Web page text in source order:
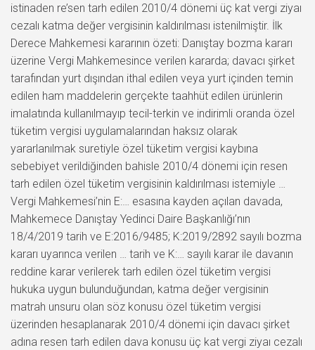
istinaden re’sen tarh edilen 2010/4 dönemi üç kat vergi ziyaı
cezalı katma değer vergisinin kaldırılması istenilmiştir. İlk
Derece Mahkemesi kararının özeti: Danıştay bozma kararı
üzerine Vergi Mahkemesince verilen kararda; davacı şirket
tarafından yurt dışından ithal edilen veya yurt içinden temin
edilen ham maddelerin gerçekte taahhüt edilen ürünlerin
imalatında kullanılmayıp tecil-terkin ve indirimli oranda özel
tüketim vergisi uygulamalarından haksız olarak
yararlanılmak suretiyle özel tüketim vergisi kaybına
sebebiyet verildiğinden bahisle 2010/4 dönemi için resen
tarh edilen özel tüketim vergisinin kaldırılması istemiyle …
Vergi Mahkemesi’nin E:… esasına kayden açılan davada,
Mahkemece Danıştay Yedinci Daire Başkanlığı’nın
18/4/2019 tarih ve E:2016/9485; K:2019/2892 sayılı bozma
kararı uyarınca verilen … tarih ve K:… sayılı karar ile davanın
reddine karar verilerek tarh edilen özel tüketim vergisi
hukuka uygun bulunduğundan, katma değer vergisinin
matrah unsuru olan söz konusu özel tüketim vergisi
üzerinden hesaplanarak 2010/4 dönemi için davacı şirket
adına resen tarh edilen dava konusu üç kat vergi ziyaı cezalı